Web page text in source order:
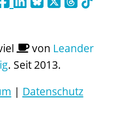
von Leander
. Seit 2013.
| Datenschutz